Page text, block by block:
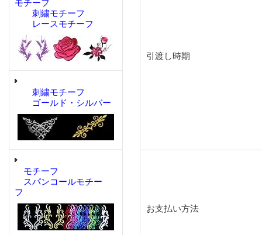
モチーフ
刺繍モチーフ
レースモチーフ
刺繍モチーフ
ゴールド・シルバー
モチーフ
スパンコールモチー
フ
引渡し時期
お支払い方法